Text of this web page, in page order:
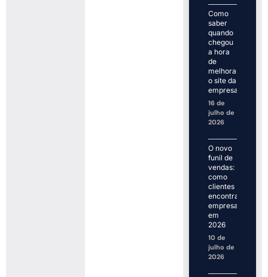
Como
saber
quando
chegou
a hora
de
melhorar
o site da
empresa
16 de
julho de
2026
O novo
funil de
vendas:
como
clientes
encontram
empresas
em
2026
10 de
julho de
2026